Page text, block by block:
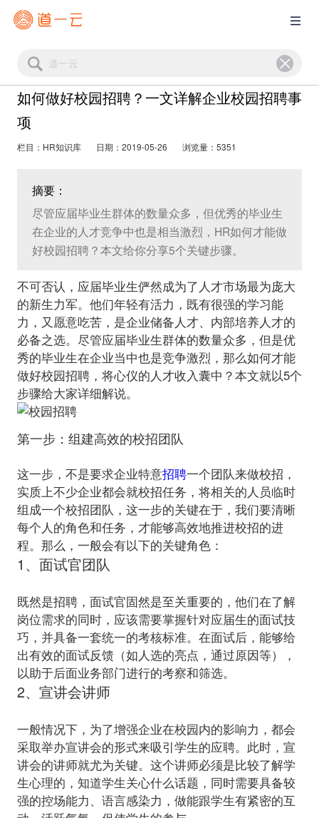
如何做好校园招聘？一文详解企业校园招聘事
项
栏目：HR知识库 日期：2019-05-26 浏览量：5351
摘要：
尽管应届毕业生群体的数量众多，但优秀的毕业生
在企业的人才竞争中也是相当激烈，HR如何才能做
好校园招聘？本文给你分享5个关键步骤。
不可否认，应届毕业生俨然成为了人才市场最为庞大
的新生力军。他们年轻有活力，既有很强的学习能
力，又愿意吃苦，是企业储备人才、内部培养人才的
必备之选。尽管应届毕业生群体的数量众多，但是优
秀的毕业生在企业当中也是竞争激烈，那么如何才能
做好校园招聘，将心仪的人才收入囊中？本文就以5个
步骤给大家详细解说
第一步：组建高效的校招团队
这一步，不是要求企业特意招聘一个团队来做校招，
实质上不少企业都会就校招任务，将相关的人员临时
组成一个校招团队，这一步的关键在于，我们要清晰
每个人的角色和任务，才能够高效地推进校招的进
1、面试官团队
既然是招聘，面试官固然是至关重要的，他们在了解
岗位需求的同时，应该需要掌握针对应届生的面试技
巧，并具备一套统一的考核标准。在面试后，能够给
出有效的面试反馈（如人选的亮点，通过原因等），
2、宣讲会讲师
一般情况下，为了增强企业在校园内的影响力，都会
采取举办宣讲会的形式来吸引学生的应聘。此时，宣
讲会的讲师就尤为关键。这个讲师必须是比较了解学
生心理的，知道学生关心什么话题，同时需要具备较
强的控场能力、语言感染力，做能跟学生有紧密的互